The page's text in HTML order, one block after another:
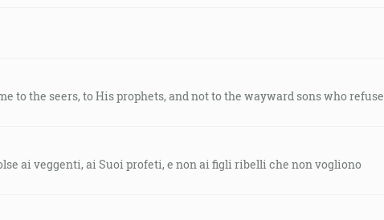
to the seers, to His prophets, and not to the wayward sons who refuse
ai veggenti, ai Suoi profeti, e non ai figli ribelli che non vogliono